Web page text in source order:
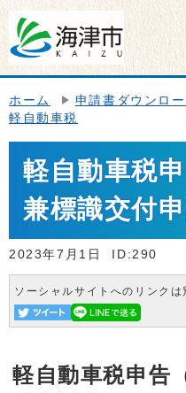
ホーム 申請書ダウンロー
軽自動車税
軽自動車税
兼標識交付
2023年7月1日 ID:290
ソーシャルサイトへのリンク
軽自動車税申告